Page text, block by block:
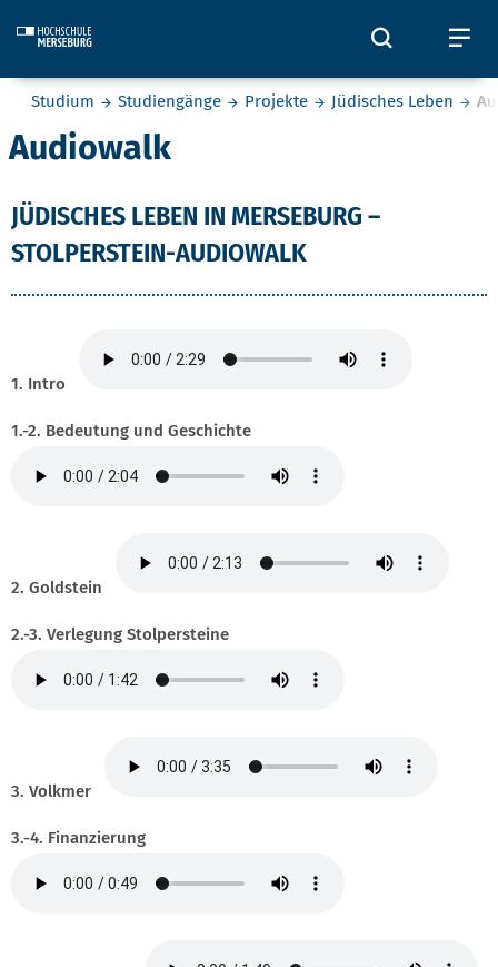
Öffnet
Sie befinden sich hier:
Studium Studiengänge Projekte Jüdisches Leben
Audiowalk
JÜDISCHES LEBEN IN MERSEBURG –
STOLPERSTEIN-AUDIOWALK
1. Intro
1.-2. Bedeutung und Geschichte
2. Goldstein
2.-3. Verlegung Stolpersteine
3. Volkmer
3.-4. Finanzierung